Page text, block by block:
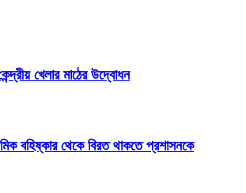
খেলার মাঠের উদ্বোধন
বহিষ্কার থেকে বিরত থাকতে প্রশাসনকে